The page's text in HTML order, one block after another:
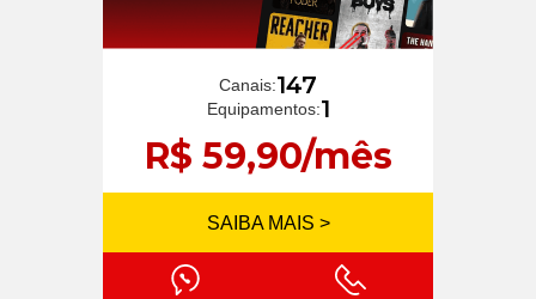
Canais:147
Equipamentos:1
R$ 59,90/mês
SAIBA MAIS >